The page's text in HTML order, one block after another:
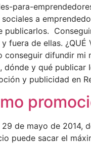
para-
sociales a
publicarlos.
fuera de ellas. ¿QUÉ
conseguir difundir mi
dónde y qué publicar
y publicidad en
29 de mayo de 2014,
puede sacar el